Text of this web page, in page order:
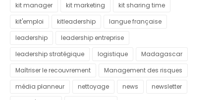
kit manager
kit marketing
kit sharing time
kit'emploi
kitleadership
langue française
leadership
leadership entreprise
leadership stratégique
logistique
Madagascar
Maîtriser le recouvrement
Management des risques
média planneur
nettoyage news
newsletter